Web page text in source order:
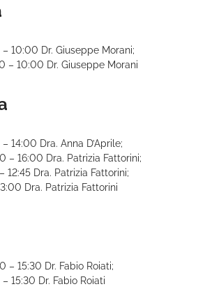
10:00 Dr. Giuseppe Morani;
– 10:00 Dr. Giuseppe Morani
14:00 Dra. Anna D’Aprile;
– 16:00 Dra. Patrizia Fattorini;
12:45 Dra. Patrizia Fattorini;
Dra. Patrizia Fattorini
– 15:30 Dr. Fabio Roiati;
15:30 Dr. Fabio Roiati